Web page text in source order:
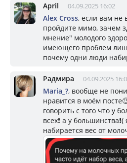
April 04.09.2025 16:02
Alex Cross, если вам не
пройдите мимо, зачем
мнение" молодого
имеющего проблем
почему одни люди
Радмира 04.09.2025
Mariа_?, вообще не
нравится в моём
говорить с того что у
всех❗ а у
набирается вес от